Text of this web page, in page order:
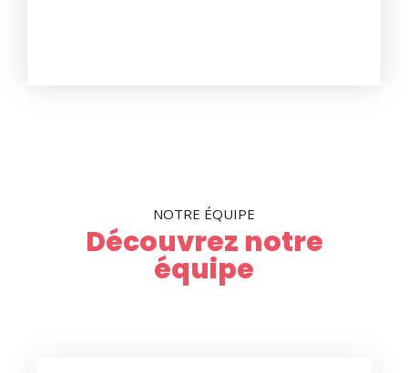
NOTRE ÉQUIPE
Découvrez notre
équipe